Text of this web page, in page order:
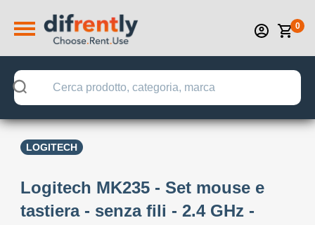
0
LOGITECH
Logitech MK235 - Set mouse e
tastiera - senza fili - 2.4 GHz -